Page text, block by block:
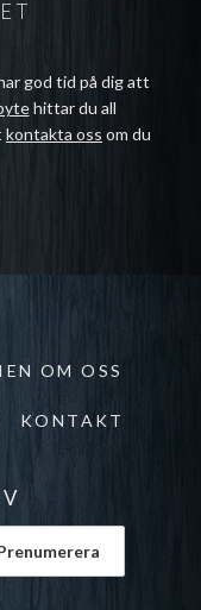
god tid på dig att
hittar du all
kontakta oss om du
OM OSS
KONTAKT